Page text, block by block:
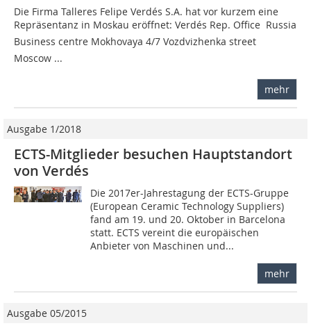
Die Firma Talleres Felipe Verdés S.A. hat vor kurzem eine
Repräsentanz in Moskau eröffnet: Verdés Rep. Office  Russia
Business centre Mokhovaya 4/7 Vozdvizhenka street
Moscow ...
mehr
Ausgabe 1/2018
ECTS-Mitglieder besuchen Hauptstandort
von Verdés
Die 2017er-Jahrestagung der ECTS-Gruppe
(European Ceramic Technology Suppliers)
fand am 19. und 20. Oktober in Barcelona
statt. ECTS vereint die europäischen
Anbieter von Maschinen und...
mehr
Ausgabe 05/2015